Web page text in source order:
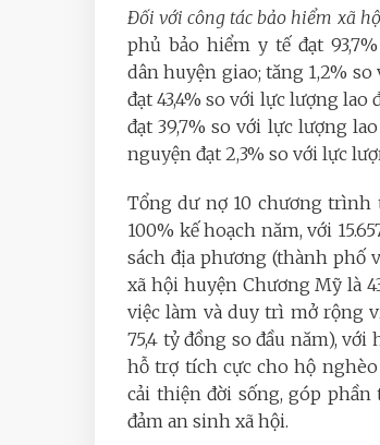
Đối với công tác bảo hiểm xã
phủ bảo hiểm y tế đạt
dân huyện giao; tăng 1,2%
đạt 43,4% so với lực lượng
đạt 39,7% so với lực lượng
nguyện đạt 2,3% so với lực
Tổng dư nợ 10 chương trình
100% kế hoạch năm, với
sách địa phương (thành phố
xã hội huyện Chương Mỹ là
việc làm và duy trì mở rộng
75,4 tỷ đồng so đầu năm),
hỗ trợ tích cực cho hộ
cải thiện đời sống, góp
đảm an sinh xã hội.